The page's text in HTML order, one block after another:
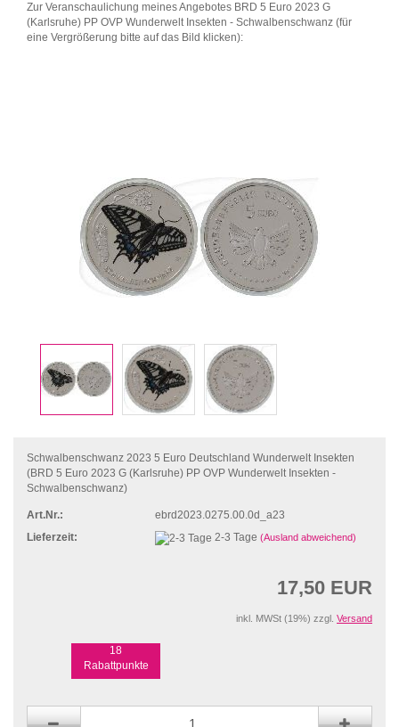
Zur Veranschaulichung meines Angebotes BRD 5 Euro 2023 G
(Karlsruhe) PP OVP Wunderwelt Insekten - Schwalbenschwanz (für
eine Vergrößerung bitte auf das Bild klicken):
Schwalbenschwanz 2023 5 Euro Deutschland Wunderwelt Insekten
(BRD 5 Euro 2023 G (Karlsruhe) PP OVP Wunderwelt Insekten -
Schwalbenschwanz)
Art.Nr.:
ebrd2023.0275.00.0d_a23
Lieferzeit:
2-3 Tage(Ausland abweichend)
17,50 EUR
inkl. MWSt (19%) zzgl. Versand
18
Rabattpunkte